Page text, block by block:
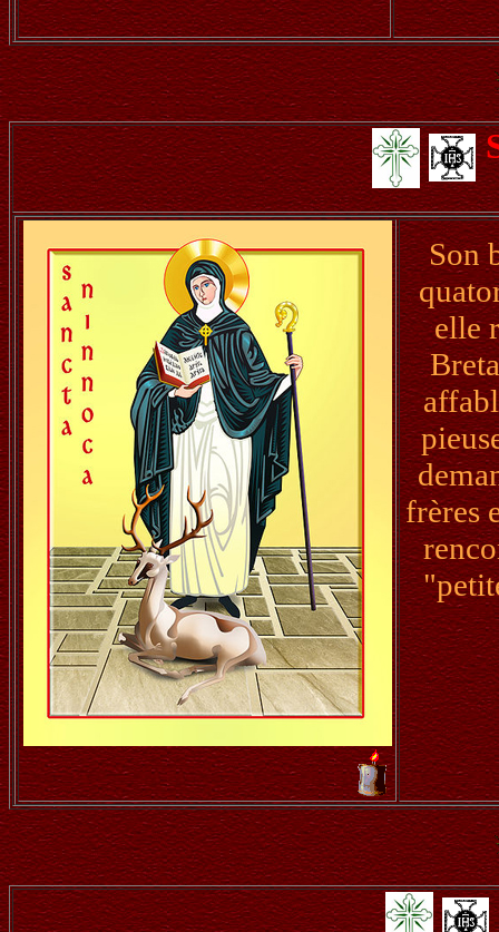
Son
elle
frères